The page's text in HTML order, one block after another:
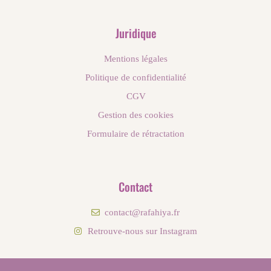
Juridique
Mentions légales
Politique de confidentialité
CGV
Gestion des cookies
Formulaire de rétractation
Contact
contact@rafahiya.fr
Retrouve-nous sur Instagram